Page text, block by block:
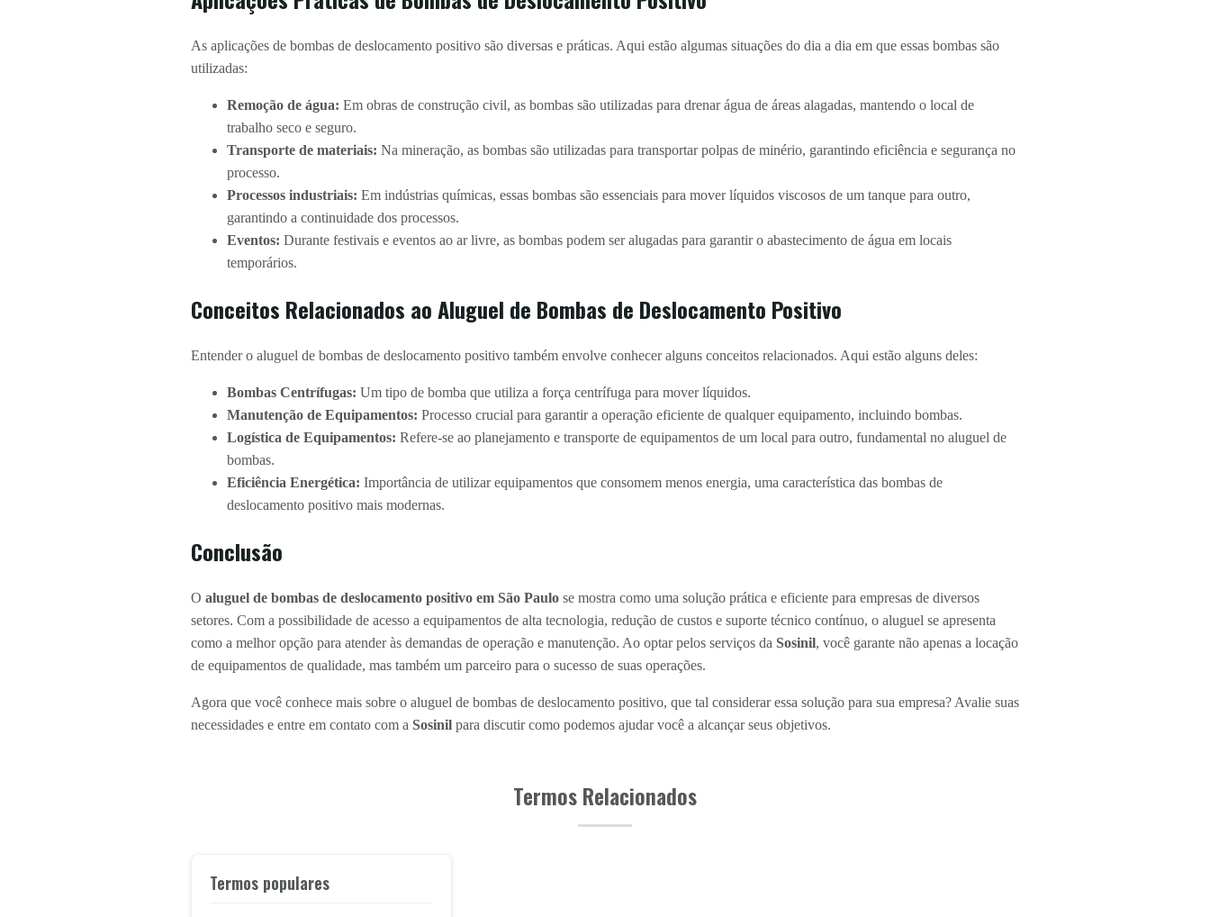
As aplicações de bombas de deslocamento positivo são diversas e práticas. Aqui estão algumas situações do dia a dia em que essas bombas são
utilizadas:
Remoção de água: Em obras de construção civil, as bombas são utilizadas para drenar água de áreas alagadas, mantendo o local de
trabalho seco e seguro.
Transporte de materiais: Na mineração, as bombas são utilizadas para transportar polpas de minério, garantindo eficiência e segurança no
processo.
Processos industriais: Em indústrias químicas, essas bombas são essenciais para mover líquidos viscosos de um tanque para outro,
garantindo a continuidade dos processos.
Eventos: Durante festivais e eventos ao ar livre, as bombas podem ser alugadas para garantir o abastecimento de água em locais
temporários.
Conceitos Relacionados ao Aluguel de Bombas de Deslocamento Positivo
Entender o aluguel de bombas de deslocamento positivo também envolve conhecer alguns conceitos relacionados. Aqui estão alguns deles:
Bombas Centrífugas: Um tipo de bomba que utiliza a força centrífuga para mover líquidos.
Manutenção de Equipamentos: Processo crucial para garantir a operação eficiente de qualquer equipamento, incluindo bombas.
Logística de Equipamentos: Refere-se ao planejamento e transporte de equipamentos de um local para outro, fundamental no aluguel de
bombas.
Eficiência Energética: Importância de utilizar equipamentos que consomem menos energia, uma característica das bombas de
deslocamento positivo mais modernas.
Conclusão
O aluguel de bombas de deslocamento positivo em São Paulo se mostra como uma solução prática e eficiente para empresas de diversos
setores. Com a possibilidade de acesso a equipamentos de alta tecnologia, redução de custos e suporte técnico contínuo, o aluguel se apresenta
como a melhor opção para atender às demandas de operação e manutenção. Ao optar pelos serviços da Sosinil, você garante não apenas a locação
de equipamentos de qualidade, mas também um parceiro para o sucesso de suas operações.
Agora que você conhece mais sobre o aluguel de bombas de deslocamento positivo, que tal considerar essa solução para sua empresa? Avalie suas
necessidades e entre em contato com a Sosinil para discutir como podemos ajudar você a alcançar seus objetivos.
Termos Relacionados
Termos populares